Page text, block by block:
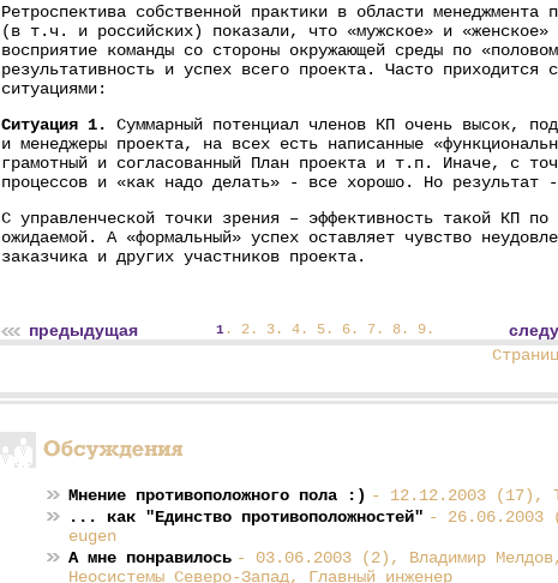
Ретроспектива собственной практики в области
(в т.ч. и российских) показали, что «мужское» и «женское»
восприятие команды со стороны окружающей среды по
результативность и успех всего проекта. Часто приходится
ситуациями:
Ситуация 1.
Суммарный потенциал членов КП очень высок,
и менеджеры проекта, на всех есть написанные
грамотный и согласованный План проекта и т.п. Иначе, с
процессов и «как надо делать» - все хорошо. Но результат
С управленческой точки зрения – эффективность такой КП по
ожидаемой. А «формальный» успех оставляет чувство
заказчика и других участников проекта.
предыдущая 1. 2. 3. 4. 5. 6. 7. 8. 9.
Мнение противоположного пола :) - 12.12.2003 (17),
... как "Единство противоположностей" - 26.06.2003
eugen
А мне понравилось - 03.06.2003 (2), Владимир Мелдов,
Неосистемы Северо-Запад, Главный инженер